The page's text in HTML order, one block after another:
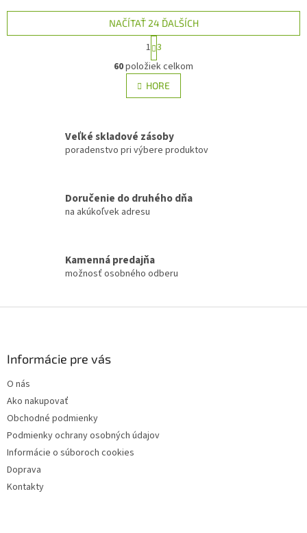
O
v
l
á
c
i
r
v
ý
p
i
u
NAČÍTAŤ 24 ĎALŠÍCH
S
t
r
á
n
k
a
n
i
1 3
60položiek celkom
HORE
Veľké skladové zásoby
poradenstvo pri výbere produktov
Doručenie do druhého dňa
na akúkoľvek adresu
Kamenná predajňa
možnosť osobného odberu
Informácie pre vás
O nás
Ako nakupovať
Obchodné podmienky
Podmienky ochrany osobných údajov
Informácie o súboroch cookies
Doprava
Kontakty